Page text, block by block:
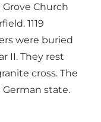
Church
1119
were buried
II. They rest
cross. The
state.